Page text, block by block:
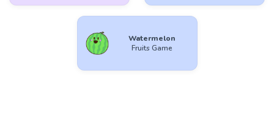
Watermelon
Fruits Game